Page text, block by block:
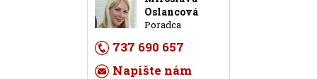
Oslancová
Poradca
737 690 657
Napište nám